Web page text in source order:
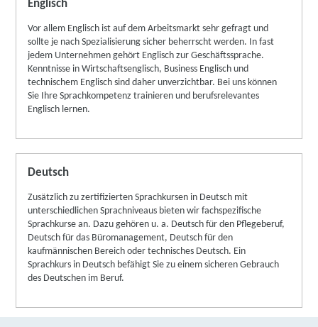
Regionale Programme (z. B. Förderprogramme der
Steuerliche Förderung
Mehr zu den Fördermöglichkeiten
Englisch
Vor allem Englisch ist auf dem Arbeitsmarkt sehr gefragt und
sollte je nach Spezialisierung sicher beherrscht werden. In fast
jedem Unternehmen gehört Englisch zur Geschäftssprache.
Kenntnisse in Wirtschaftsenglisch, Business Englisch und
technischem Englisch sind daher unverzichtbar. Bei uns können
Sie Ihre Sprachkompetenz trainieren und berufsrelevantes
Englisch lernen.
Deutsch
Zusätzlich zu zertifizierten Sprachkursen in Deutsch mit
unterschiedlichen Sprachniveaus bieten wir fachspezifische
Sprachkurse an. Dazu gehören u. a. Deutsch für den Pflegeberuf,
Deutsch für das Büromanagement, Deutsch für den
kaufmännischen Bereich oder technisches Deutsch. Ein
Sprachkurs in Deutsch befähigt Sie zu einem sicheren Gebrauch
des Deutschen im Beruf.